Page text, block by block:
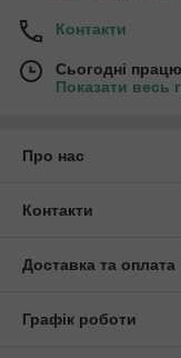
Контакти
Сьогодні
Показати весь
Про нас
Контакти
Доставка та оплата
Графік роботи